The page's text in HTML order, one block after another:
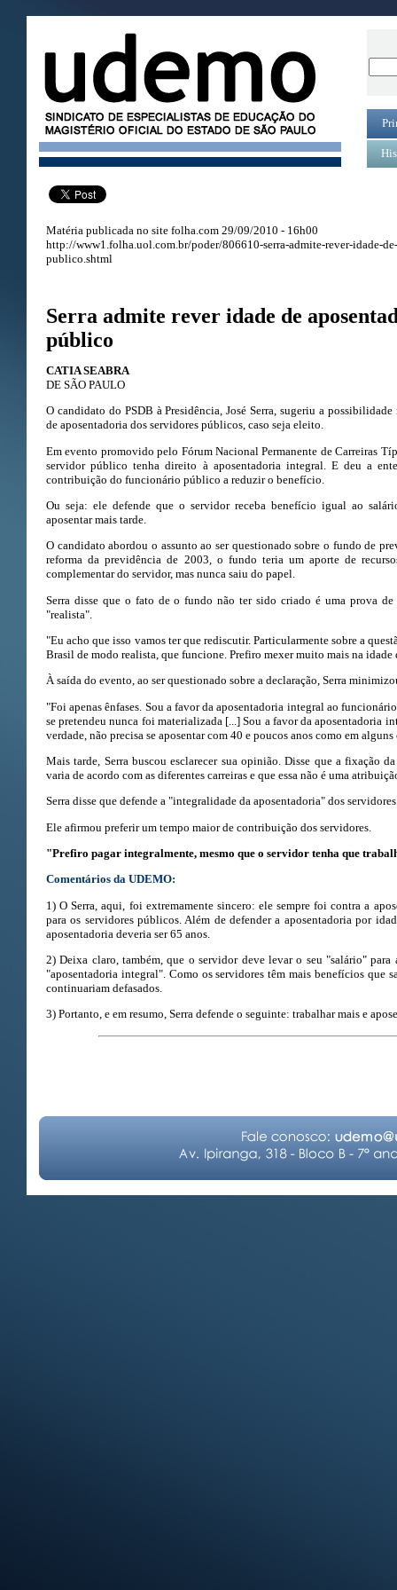
Matéria publicada no site folha.com 29/09/2010 - 16h00
http://www1.folha.uol.com.br/poder/806610-serra-admite-rever-idade-
publico.shtml
Serra admite rever idade de
público
CATIA SEABRA
DE SÃO PAULO
O candidato do PSDB à Presidência, José Serra, sugeriu a
de aposentadoria dos servidores públicos, caso seja eleito.
Em evento promovido pelo Fórum Nacional Permanente de Carreiras
servidor público tenha direito à aposentadoria integral. E deu a
contribuição do funcionário público a reduzir o benefício.
Ou seja: ele defende que o servidor receba benefício igual ao
aposentar mais tarde.
O candidato abordou o assunto ao ser questionado sobre o fundo de
reforma da previdência de 2003, o fundo teria um aporte de
complementar do servidor, mas nunca saiu do papel.
Serra disse que o fato de o fundo não ter sido criado é uma prova
"realista".
"Eu acho que isso vamos ter que rediscutir. Particularmente sobre a
Brasil de modo realista, que funcione. Prefiro mexer muito mais na idade
À saída do evento, ao ser questionado sobre a declaração, Serra
"Foi apenas ênfases. Sou a favor da aposentadoria integral ao
se pretendeu nunca foi materializada [...] Sou a favor da aposentadoria
verdade, não precisa se aposentar com 40 e poucos anos como em alguns
Mais tarde, Serra buscou esclarecer sua opinião. Disse que a fixação
varia de acordo com as diferentes carreiras e que essa não é uma
Serra disse que defende a "integralidade da aposentadoria" dos
Ele afirmou preferir um tempo maior de contribuição dos servidores.
"Prefiro pagar integralmente, mesmo que o servidor tenha que
Comentários da UDEMO:
1) O Serra, aqui, foi extremamente sincero: ele sempre foi contra a
para os servidores públicos. Além de defender a aposentadoria por
aposentadoria deveria ser 65 anos.
2) Deixa claro, também, que o servidor deve levar o seu "salário" para
"aposentadoria integral". Como os servidores têm mais benefícios que
continuariam defasados.
3) Portanto, e em resumo, Serra defende o seguinte: trabalhar mais e